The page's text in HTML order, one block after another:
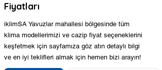
Fiyatları
iklimSA Yavuzlar mahallesi bölgesinde tüm
klima modellerimizi ve cazip fiyat seçeneklerini
keşfetmek için sayfamıza göz atın detaylı bilgi
ve en iyi teklifleri almak için hemen bizi arayın!